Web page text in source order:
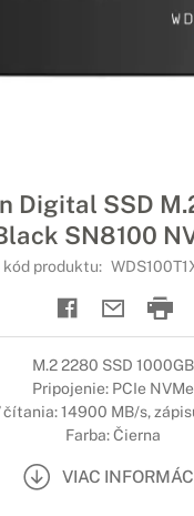
Digital SSD
SN8100
kód produktu:
M.2 2280 SSD 1000GB
Pripojenie: PCIe NVMe
14900 MB/s,
Farba: Čierna
VIAC